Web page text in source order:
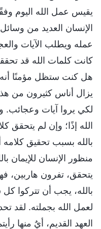
يقيس عمل الله اليوم
الإنسان العديد من
عمله ويطلب الآيات
كانت كلمات الله قد
هل كنت ستظل مؤمنًا أنه
يزال أناس كثيرون من
لكي يروا آيات وعجائب.
الله إذًا؛ وإن لم يتحقق
بالله بسبب تحقيق
منظور الإنسان للإيمان
يتحقق، تفرون هاربين،
بالله، يجب أن تتركوا
لعمل الله بجملته. لقد
العهد القديم، أيٌ منها